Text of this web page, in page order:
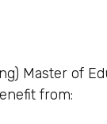
Master of
from: